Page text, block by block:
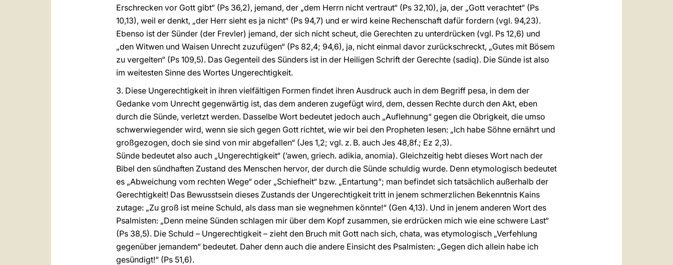
Erschrecken vor Gott gibt“ (Ps 36,2), jemand, der „dem Herrn nicht vertraut“ (Ps 32,10), ja, der „Gott verachtet“ (Ps
10,13), weil er denkt, „der Herr sieht es ja nicht“ (Ps 94,7) und er wird keine Rechenschaft dafür fordern (vgl. 94,23).
Ebenso ist der Sünder (der Frevler) jemand, der sich nicht scheut, die Gerechten zu unterdrücken (vgl. Ps 12,6) und
„den Witwen und Waisen Unrecht zuzufügen“ (Ps 82,4; 94,6), ja, nicht einmal davor zurückschreckt, „Gutes mit Bösem
zu vergelten“ (Ps 109,5). Das Gegenteil des Sünders ist in der Heiligen Schrift der Gerechte (sadiq). Die Sünde ist also
im weitesten Sinne des Wortes Ungerechtigkeit.
3. Diese Ungerechtigkeit in ihren vielfältigen Formen findet ihren Ausdruck auch in dem Begriff pesa, in dem der
Gedanke vom Unrecht gegenwärtig ist, das dem anderen zugefügt wird, dem, dessen Rechte durch den Akt, eben
durch die Sünde, verletzt werden. Dasselbe Wort bedeutet jedoch auch „Auflehnung“ gegen die Obrigkeit, die umso
schwerwiegender wird, wenn sie sich gegen Gott richtet, wie wir bei den Propheten lesen: „Ich habe Söhne ernährt und
großgezogen, doch sie sind von mir abgefallen“ (Jes 1,2; vgl. z. B. auch Jes 48,8f.; Ez 2,3).
Sünde bedeutet also auch „Ungerechtigkeit“ (’awen, griech. adikia, anomia). Gleichzeitig hebt dieses Wort nach der
Bibel den sündhaften Zustand des Menschen hervor, der durch die Sünde schuldig wurde. Denn etymologisch bedeutet
es „Abweichung vom rechten Wege“ oder „Schiefheit“ bzw. „Entartung“; man befindet sich tatsächlich außerhalb der
Gerechtigkeit! Das Bewusstsein dieses Zustands der Ungerechtigkeit tritt in jenem schmerzlichen Bekenntnis Kains
zutage: „Zu groß ist meine Schuld, als dass man sie wegnehmen könnte!“ (Gen 4,13). Und in jenem anderen Wort des
Psalmisten: „Denn meine Sünden schlagen mir über dem Kopf zusammen, sie erdrücken mich wie eine schwere Last“
(Ps 38,5). Die Schuld – Ungerechtigkeit – zieht den Bruch mit Gott nach sich, chata, was etymologisch „Verfehlung
gegenüber jemandem“ bedeutet. Daher denn auch die andere Einsicht des Psalmisten: „Gegen dich allein habe ich
gesündigt!“ (Ps 51,6).